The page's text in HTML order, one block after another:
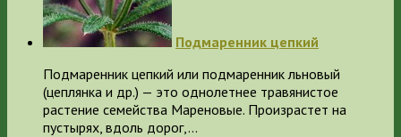
Подмаренник цепкий
Подмаренник цепкий или подмаренник льновый
(цеплянка и др.) — это однолетнее травянистое
растение семейства Мареновые. Произрастет на
пустырях, вдоль дорог,…